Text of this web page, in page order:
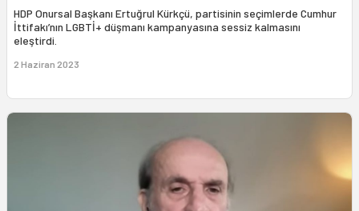
HDP Onursal Başkanı Ertuğrul Kürkçü, partisinin seçimlerde Cumhur
İttifakı’nın LGBTİ+ düşmanı kampanyasına sessiz kalmasını
eleştirdi.
2 Haziran 2023